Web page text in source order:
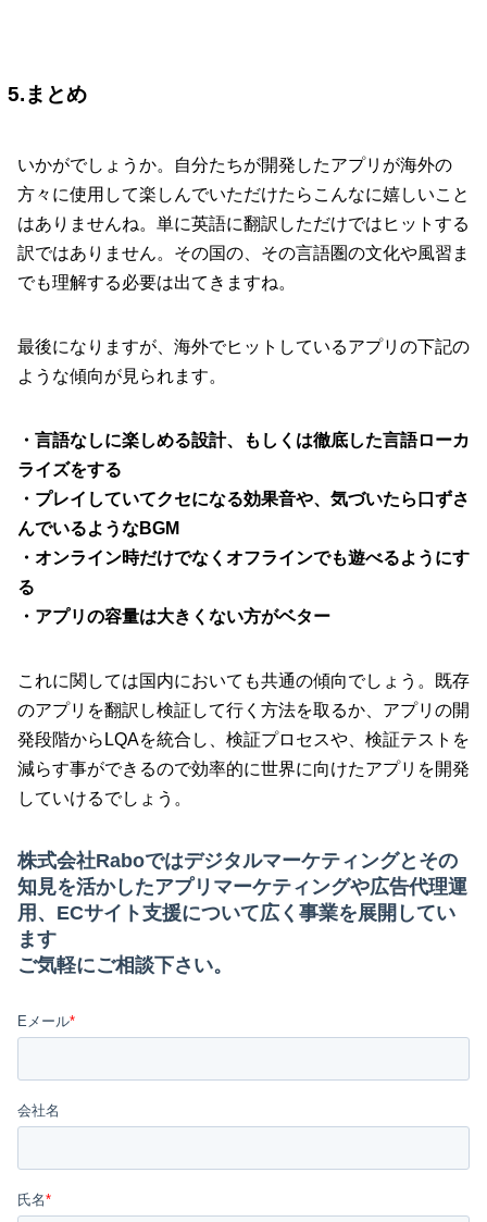
5.まとめ
いかがでしょうか。自分たちが開発したアプリが海外の
方々に使用して楽しんでいただけたらこんなに嬉しいこと
はありませんね。単に英語に翻訳しただけではヒットする
訳ではありません。その国の、その言語圏の文化や風習ま
でも理解する必要は出てきますね。
最後になりますが、海外でヒットしているアプリの下記の
ような傾向が見られます。
・言語なしに楽しめる設計、もしくは徹底した言語ローカ
ライズをする
・プレイしていてクセになる効果音や、気づいたら口ずさ
んでいるようなBGM
・オンライン時だけでなくオフラインでも遊べるようにす
る
・アプリの容量は大きくない方がベター
これに関しては国内においても共通の傾向でしょう。既存
のアプリを翻訳し検証して行く方法を取るか、アプリの開
発段階からLQAを統合し、検証プロセスや、検証テストを
減らす事ができるので効率的に世界に向けたアプリを開発
していけるでしょう。